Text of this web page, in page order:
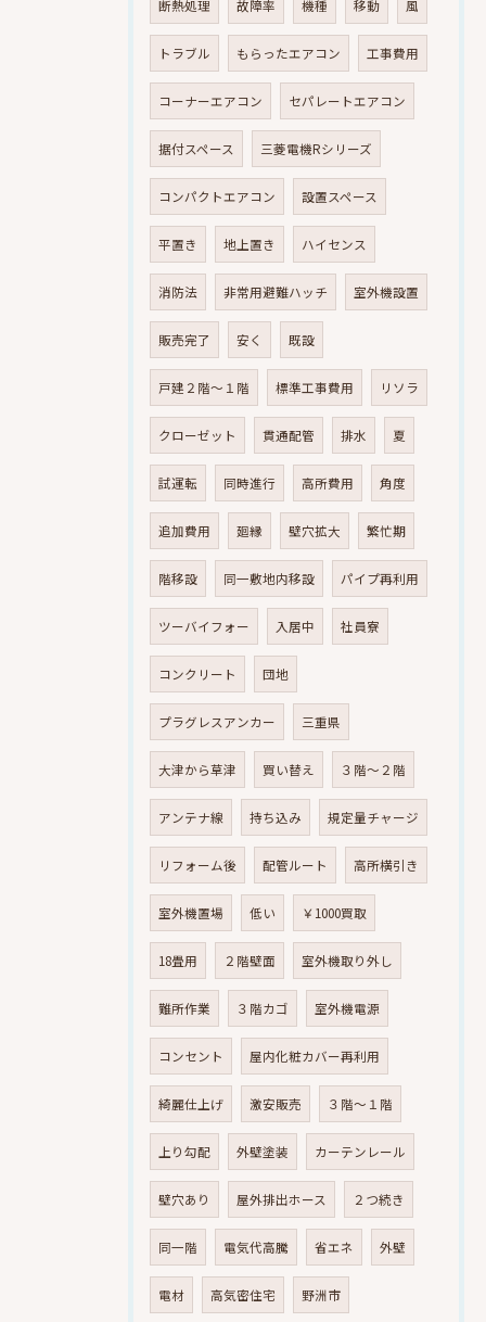
断熱処理 故障率 機種 移動 風
トラブル もらったエアコン 工事費用
コーナーエアコン セパレートエアコン
据付スペース 三菱電機Rシリーズ
コンパクトエアコン 設置スペース
平置き 地上置き ハイセンス
消防法 非常用避難ハッチ 室外機設置
販売完了 安く 既設
戸建２階～１階 標準工事費用 リソラ
クローゼット 貫通配管 排水 夏
試運転 同時進行 高所費用 角度
追加費用 廻縁 壁穴拡大 繁忙期
階移設 同一敷地内移設 パイプ再利用
ツーバイフォー 入居中 社員寮
コンクリート 団地
プラグレスアンカー 三重県
大津から草津 買い替え ３階～２階
アンテナ線 持ち込み 規定量チャージ
リフォーム後 配管ルート 高所横引き
室外機置場 低い ￥1000買取
18畳用 ２階壁面 室外機取り外し
難所作業 ３階カゴ 室外機電源
コンセント 屋内化粧カバー再利用
綺麗仕上げ 激安販売 ３階～１階
上り勾配 外壁塗装 カーテンレール
壁穴あり 屋外排出ホース ２つ続き
同一階 電気代高騰 省エネ 外壁
電材 高気密住宅 野洲市